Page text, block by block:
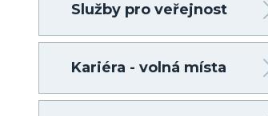
Služby pro veřejnost
Kariéra - volná místa